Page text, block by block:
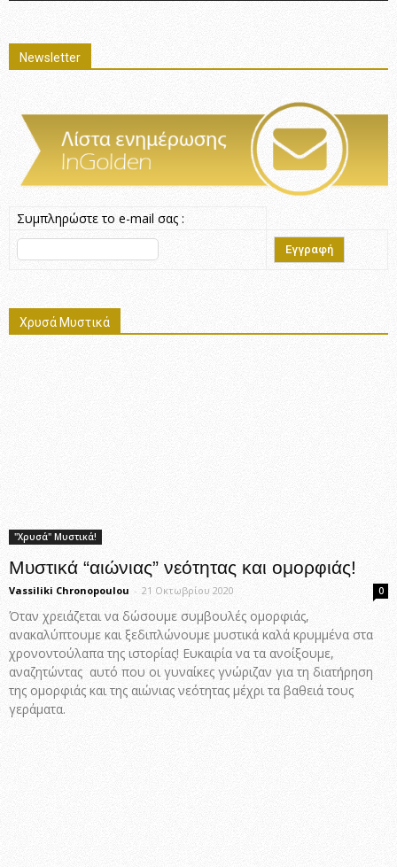
Newsletter
Συμπληρώστε το e-mail σας :
Χρυσά Μυστικά
"Χρυσά" Μυστικά!
Μυστικά “αιώνιας” νεότητας και ομορφιάς!
Vassiliki Chronopoulou - 21 Οκτωβρίου 2020 0
Όταν χρειάζεται να δώσουμε συμβουλές ομορφιάς,
ανακαλύπτουμε και ξεδιπλώνουμε μυστικά καλά κρυμμένα στα
χρονοντούλαπα της ιστορίας! Ευκαιρία να τα ανοίξουμε,
αναζητώντας αυτό που οι γυναίκες γνώριζαν για τη διατήρηση
της ομορφιάς και της αιώνιας νεότητας μέχρι τα βαθειά τους
γεράματα.